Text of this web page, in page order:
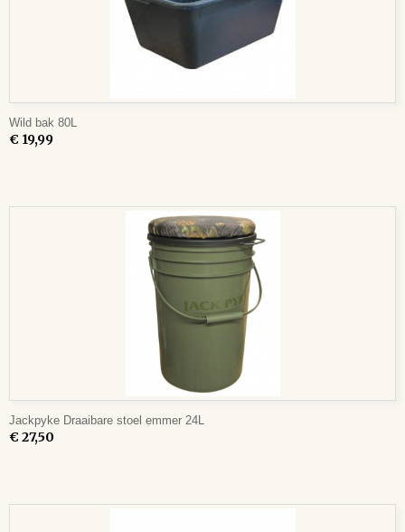
Wild bak 80L
€ 19,99
Jackpyke Draaibare stoel emmer 24L
€ 27,50